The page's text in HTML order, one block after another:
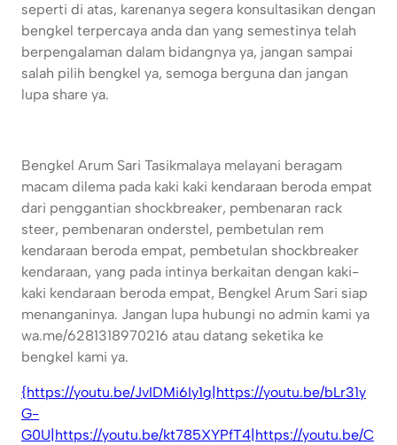
seperti di atas, karenanya segera konsultasikan dengan
bengkel terpercaya anda dan yang semestinya telah
berpengalaman dalam bidangnya ya, jangan sampai
salah pilih bengkel ya, semoga berguna dan jangan
lupa share ya.
Bengkel Arum Sari Tasikmalaya melayani beragam
macam dilema pada kaki kaki kendaraan beroda empat
dari penggantian shockbreaker, pembenaran rack
steer, pembenaran onderstel, pembetulan rem
kendaraan beroda empat, pembetulan shockbreaker
kendaraan, yang pada intinya berkaitan dengan kaki-
kaki kendaraan beroda empat, Bengkel Arum Sari siap
menanganinya. Jangan lupa hubungi no admin kami ya
wa.me/6281318970216 atau datang seketika ke
bengkel kami ya.
{https://youtu.be/JvIDMi6Iy1g|https://youtu.be/bLr31y
G-
G0U|https://youtu.be/kt785XYPfT4|https://youtu.be/C